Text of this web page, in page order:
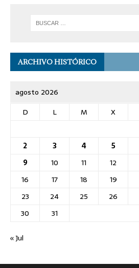
ARCHIVO HISTÓRICO
agosto 2026
D
L M X
2
3 4 5
9
10 11 12
16
17 18 19
23
24 25 26
30
31
« Jul